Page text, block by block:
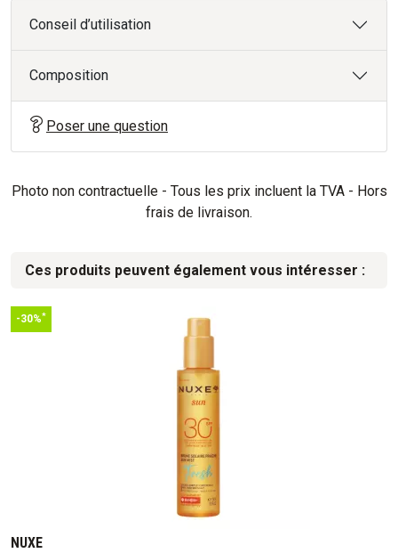
Conseil d’utilisation
Composition
Poser une question
Photo non contractuelle - Tous les prix incluent la TVA - Hors
frais de livraison.
Ces produits peuvent également vous intéresser :
-30%*
NUXE